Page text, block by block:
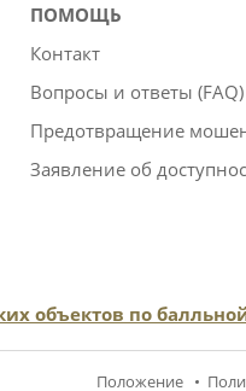
ПОМОЩЬ
Контакт
Вопросы и ответы (FAQ)
Предотвращение
Заявление об
объектов по
Положение